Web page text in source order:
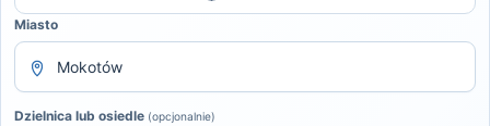
Miasto
Dzielnica lub osiedle (opcjonalnie)